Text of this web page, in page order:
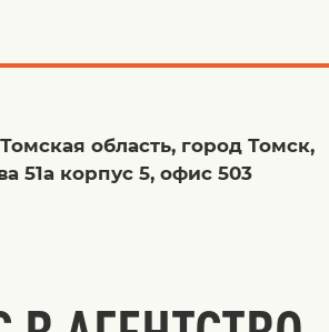
область, город Томск,
51а корпус 5, офис 503